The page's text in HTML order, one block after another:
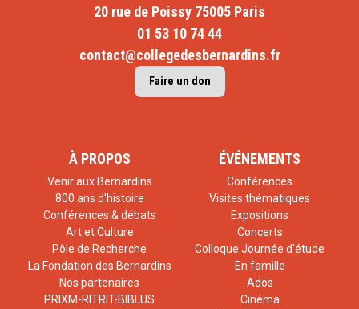
20 rue de Poissy 75005 Paris
01 53 10 74 44
contact@collegedesbernardins.fr
Faire un don
À PROPOS
Venir aux Bernardins
800 ans d'histoire
Conférences & débats
Art et Culture
Pôle de Recherche
La Fondation des Bernardins
Nos partenaires
PRIXM-RITRIT-BIBLUS
ÉVÉNEMENTS
Conférences
Visites thématiques
Expositions
Concerts
Colloque Journée d'étude
En famille
Ados
Cinéma